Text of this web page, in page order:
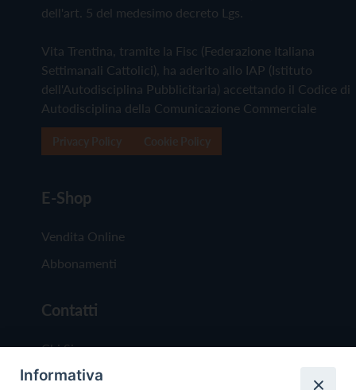
dell'art. 5 del medesimo decreto Lgs.
Vita Trentina, tramite la Fisc (Federazione Italiana
Settimanali Cattolici), ha aderito allo IAP (Istituto
dell'Autodisciplina Pubblicitaria) accettando il Codice di
Autodisciplina della Comunicazione Commerciale
E-Shop
Vendita Online
Abbonamenti
Contatti
Chi Siamo
Redazione
Informativa